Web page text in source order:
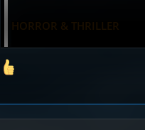
HORROR & THRILLER
Simone St. James:Silence
Carissa Orlando:
Rachel Harrison:Black